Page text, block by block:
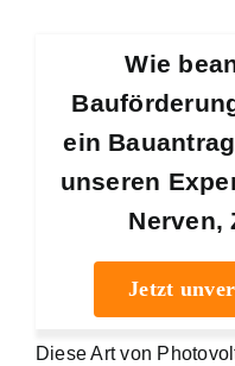
Wie
ein
unseren
Nerven,
Jetzt
Diese Art von